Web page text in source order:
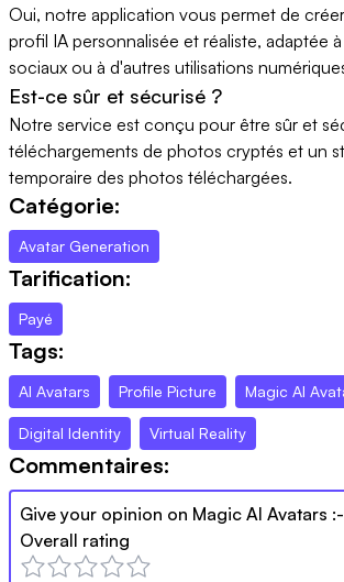
Oui, notre application vous permet de
profil IA personnalisée et réaliste, adaptée
sociaux ou à d'autres utilisations
Est-ce sûr et sécurisé ?
Notre service est conçu pour être sûr et
téléchargements de photos cryptés et un
temporaire des photos téléchargées.
Catégorie:
Avatar Generation
Tarification:
Payé
Tags:
AI Avatars Profile Picture Magic AI
Digital Identity Virtual Reality
Commentaires:
Give your opinion on Magic AI Avatars :-
Overall rating